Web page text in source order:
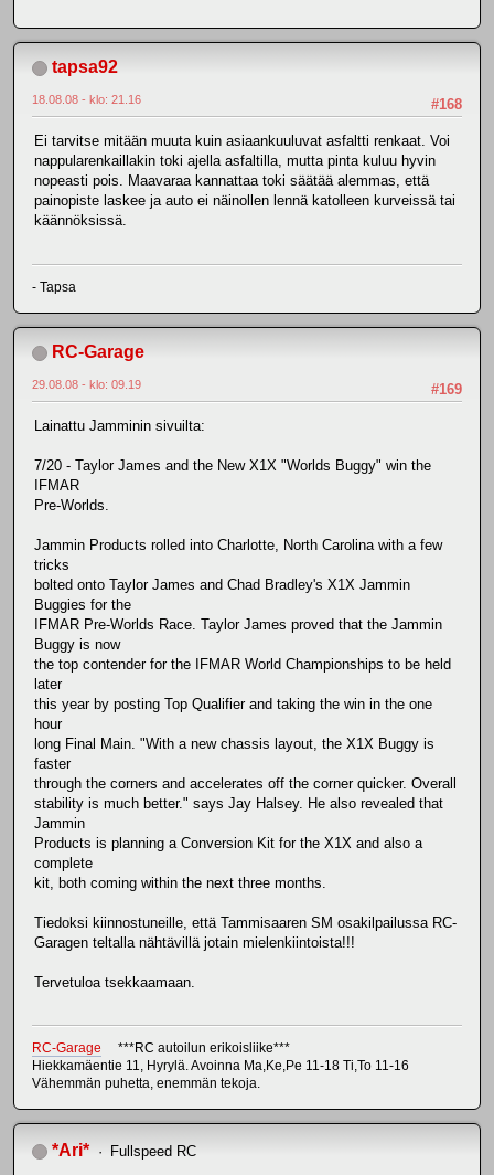
tapsa92
#168
18.08.08 - klo: 21.16
Ei tarvitse mitään muuta kuin asiaankuuluvat asfaltti renkaat. Voi
nappularenkaillakin toki ajella asfaltilla, mutta pinta kuluu hyvin
nopeasti pois. Maavaraa kannattaa toki säätää alemmas, että
painopiste laskee ja auto ei näinollen lennä katolleen kurveissä tai
käännöksissä.
- Tapsa
RC-Garage
#169
29.08.08 - klo: 09.19
Lainattu Jamminin sivuilta:
7/20 - Taylor James and the New X1X "Worlds Buggy" win the
IFMAR
Pre-Worlds.
Jammin Products rolled into Charlotte, North Carolina with a few
tricks
bolted onto Taylor James and Chad Bradley's X1X Jammin
Buggies for the
IFMAR Pre-Worlds Race. Taylor James proved that the Jammin
Buggy is now
the top contender for the IFMAR World Championships to be held
later
this year by posting Top Qualifier and taking the win in the one
hour
long Final Main. "With a new chassis layout, the X1X Buggy is
faster
through the corners and accelerates off the corner quicker. Overall
stability is much better." says Jay Halsey. He also revealed that
Jammin
Products is planning a Conversion Kit for the X1X and also a
complete
kit, both coming within the next three months.
Tiedoksi kiinnostuneille, että Tammisaaren SM osakilpailussa RC-
Garagen teltalla nähtävillä jotain mielenkiintoista!!!
Tervetuloa tsekkaamaan.
RC-Garage ***RC autoilun erikoisliike***
Hiekkamäentie 11, Hyrylä. Avoinna Ma,Ke,Pe 11-18 Ti,To 11-16
Vähemmän puhetta, enemmän tekoja.
*Ari* Fullspeed RC